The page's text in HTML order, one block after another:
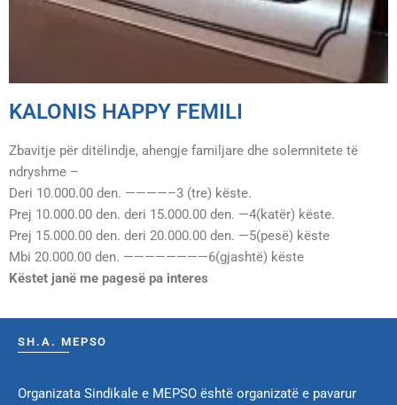
KALONIS HAPPY FEMILI
Zbavitje për ditëlindje, ahengje familjare dhe solemnitete të
ndryshme –
Deri 10.000.00 den. ————–3 (tre) këste.
Prej 10.000.00 den. deri 15.000.00 den. —4(katër) këste.
Prej 15.000.00 den. deri 20.000.00 den. —5(pesë) këste
Mbi 20.000.00 den. ————————6(gjashtë) këste
Këstet janë me pagesë pa interes
SH.A. MEPSO
Organizata Sindikale e MEPSO është organizatë e pavarur